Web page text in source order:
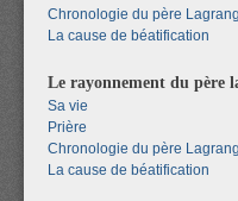
Chronologie du père
La cause de béatification
Le rayonnement du père
Sa vie
Prière
Chronologie du père
La cause de béatification